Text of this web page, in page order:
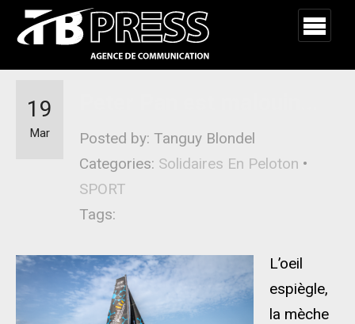
Posted by: Tanguy Blondel
Categories: Solidaires En Peloton •
SPORT
Tags:
19
Mar
L’oeil
espiègle,
la mèche